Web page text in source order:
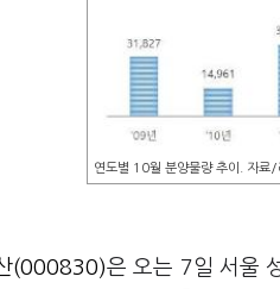
연도별 10월 분양물량 추이. 자료/
(000830)은 오는 7일 서울